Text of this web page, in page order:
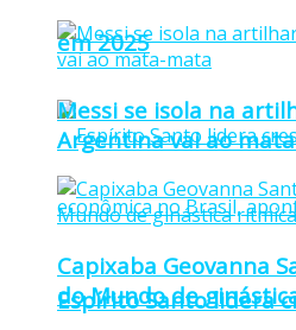
em 2025
Espírito Santo lidera
Messi se isola na
Argentina vai ao
Capixaba Geovanna
do Mundo de